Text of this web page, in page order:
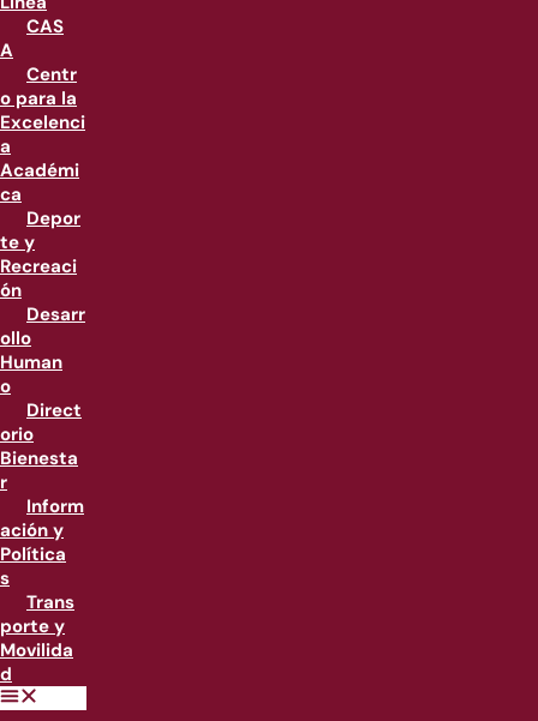
CAS
A
Centr
o para la
Excelenci
a
Académi
ca
Depor
te y
Recreaci
ón
Desarr
ollo
Human
o
Direct
orio
Bienesta
r
Inform
ación y
Política
s
Trans
porte y
Movilida
d